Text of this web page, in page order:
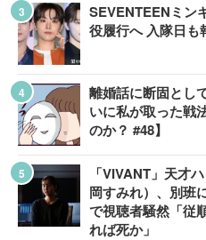
SEVENTEENミン
役履行へ 入隊日も
離婚話に断固とし
いに私が取った戦
のか？ #48】
「VIVANT」天才
岡すみれ）、別班
で視聴者騒然「従
れば死か」